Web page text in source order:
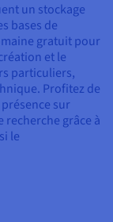
un stockage
bases de
gratuit pour
et le
particuliers,
Profitez de
sur
grâce à
le